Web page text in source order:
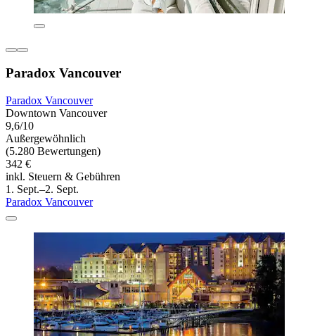
Paradox Vancouver
Paradox Vancouver
Downtown Vancouver
9,6/10
Außergewöhnlich
(5.280 Bewertungen)
342 €
inkl. Steuern & Gebühren
1. Sept.–2. Sept.
Paradox Vancouver